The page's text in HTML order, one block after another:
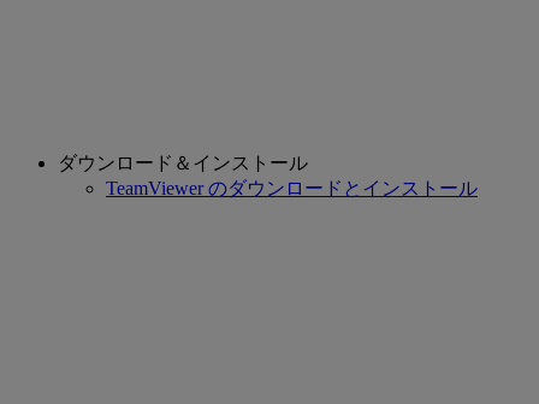
ダウンロード＆インストール
TeamViewer のダウンロードとインストール